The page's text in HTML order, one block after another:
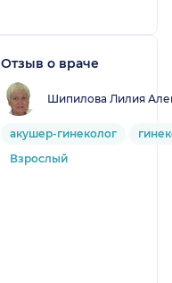
Отзыв о враче
Шипилова Лилия
акушер-гинеколог
Взрослый